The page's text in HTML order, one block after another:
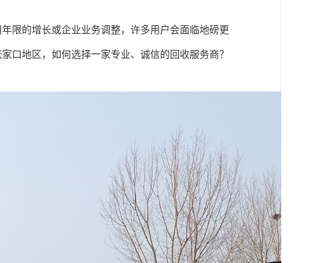
限的增长或企业业务调整，许多用户会面临地磅更
口地区，如何选择一家专业、诚信的回收服务商？